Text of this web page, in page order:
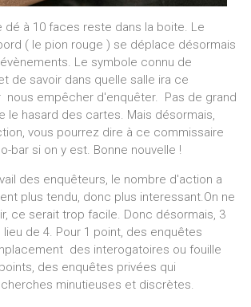
dé à 10 faces reste dans la boite. Le
( le pion rouge ) se déplace désormais
Le symbole connu de
de savoir dans quelle salle ira ce
nous empêcher d'enquêter. Pas de grand
le hasard des cartes. Mais désormais,
vous pourrez dire à ce commissaire
bar si on y est. Bonne nouvelle !
des enquêteurs, le nombre d'action a
plus tendu, donc plus interessant.On ne
ce serait trop facile. Donc désormais, 3
de 4. Pour 1 point, des enquêtes
des interogatoires ou fouille
des enquêtes privées qui
minutieuses et discrètes.